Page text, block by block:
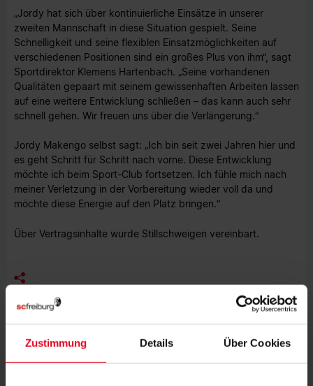
Zustimmung Details Über Cookies
„Jordy hat sich über kontinuierliche Einsätze in unserer
zweiten Mannschaft in diese Situation gespielt. Seine
Schnelligkeit und seine flexiblen Einsatzmöglichkeiten auf
verschiedenen Positionen sind ein großes Plus von ihm“, sagt
Sportdirektor Klemens Hartenbach. „Seine vorhandenen
Qualitäten gepaart mit seinem gewissenhaften Arbeiten lassen
auf eine weitere Entwicklung schließen – das kann auch sehr
schnell gehen. Wir freuen uns über die Verlängerung.“
Jordy Makengo selbst sagt: „Ich bin seit zwei Jahren hier und
es geht Schritt für Schritt nach vorne. Diese Entwicklung
möchte ich beim Sport-Club fortsetzen. Ich fühle mich nach
meiner Verletzung in der Vorbereitung wieder voll da und
möchte diese Energie auf den Platz bringen.“
Über Vertragsinhalte wurde Stillschweigen vereinbart.
MEHR NEWS